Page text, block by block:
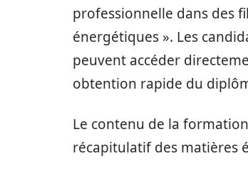
professionnelle dans des
énergétiques ». Les
peuvent accéder
obtention rapide du
Le contenu de la
récapitulatif des matières